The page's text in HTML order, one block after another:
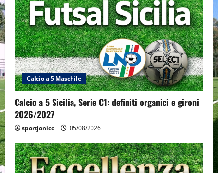
Calcio a 5 Maschile
Calcio a 5 Sicilia, Serie C1: definiti organici e gironi
2026/2027
sportjonico 05/08/2026